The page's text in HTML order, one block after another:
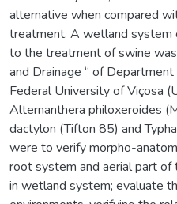
alternative when compared
treatment. A wetland system
to the treatment of swine
and Drainage “ of
Federal University of Viçosa
Alternanthera philoxeroides
dactylon (Tifton 85) and
were to verify morpho-
root system and aerial part
in wetland system; evaluate